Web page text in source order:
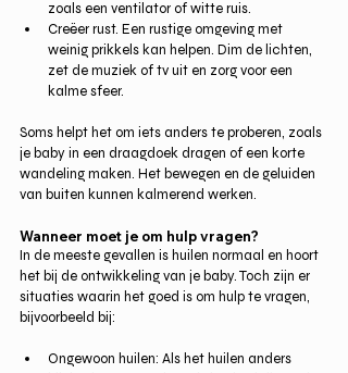
zoals een ventilator of witte ruis.
Creëer rust. Een rustige omgeving met
weinig prikkels kan helpen. Dim de lichten,
zet de muziek of tv uit en zorg voor een
kalme sfeer.
Soms helpt het om iets anders te proberen, zoals
je baby in een draagdoek dragen of een korte
wandeling maken. Het bewegen en de geluiden
van buiten kunnen kalmerend werken.
Wanneer moet je om hulp vragen?
In de meeste gevallen is huilen normaal en hoort
het bij de ontwikkeling van je baby. Toch zijn er
situaties waarin het goed is om hulp te vragen,
bijvoorbeeld bij:
Ongewoon huilen: Als het huilen anders